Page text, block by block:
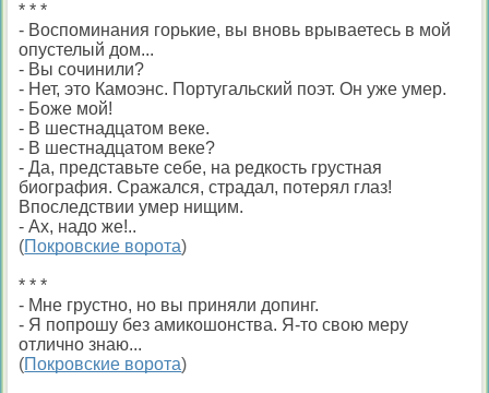
* * *
- Воспоминания горькие, вы вновь врываетесь в мой
опустелый дом...
- Вы сочинили?
- Нет, это Камоэнс. Португальский поэт. Он уже умер.
- Боже мой!
- В шестнадцатом веке.
- В шестнадцатом веке?
- Да, представьте себе, на редкость грустная
биография. Сражался, страдал, потерял глаз!
Впоследствии умер нищим.
- Ах, надо же!..
(Покровские ворота)
* * *
- Мне грустно, но вы приняли допинг.
- Я попрошу без амикошонства. Я-то свою меру
отлично знаю...
(Покровские ворота)